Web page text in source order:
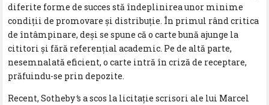
diferite forme de succes stă îndeplinirea unor minime
condiții de promovare și distribuție. În primul rând critica
de întâmpinare, deși se spune că o carte bună ajunge la
cititori și fără referențial academic. Pe de altă parte,
nesemnalată eficient, o carte intră în criză de receptare,
prăfuindu-se prin depozite.
Recent, Sotheby‘s a scos la licitație scrisori ale lui Marcel